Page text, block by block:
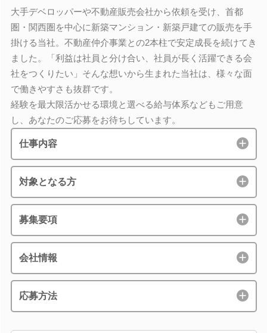
大手デベロッパーや不動産販売会社から依頼を受け、首都
圏・関西圏を中心に新築マンション・新築戸建ての販売を手
掛ける当社。不動産仲介事業との2本柱で安定成長を続けてき
ました。「利益は社員と分け合い、社員が長く活躍できる会
社をつくりたい」そんな想いから生まれた当社は、様々な面
で働きやすさも抜群です。
経験を最大限活かせる環境と選べる給与体系などもご用意
し、あなたのご応募をお待ちしています。
仕事内容
対象となる方
募集要項
会社情報
応募方法